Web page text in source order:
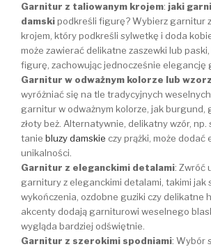
Garnitur z taliowanym krojem: jaki
damskipodkreśli figurę? Wybierz garnitur
krojem, który podkreśli sylwetkę i doda
może zawierać delikatne zaszewki lub
figurę, zachowując jednocześnie elegancję
Garnitur w odważnym kolorze lub
wyróżniać się na tle tradycyjnych
garnitur w odważnym kolorze, jak burgund,
złoty beż. Alternatywnie, delikatny wzór,
tanie bluzy damskie czy prążki, może dodać
unikalności.
Garnitur z eleganckimi detalami: Zwróć
garnitury z eleganckimi detalami, takimi jak
wykończenia, ozdobne guziki czy delikatne
akcenty dodają garniturowi weselnego
wygląda bardziej odświętnie.
Garnitur z szerokimi spodniami: Wybór